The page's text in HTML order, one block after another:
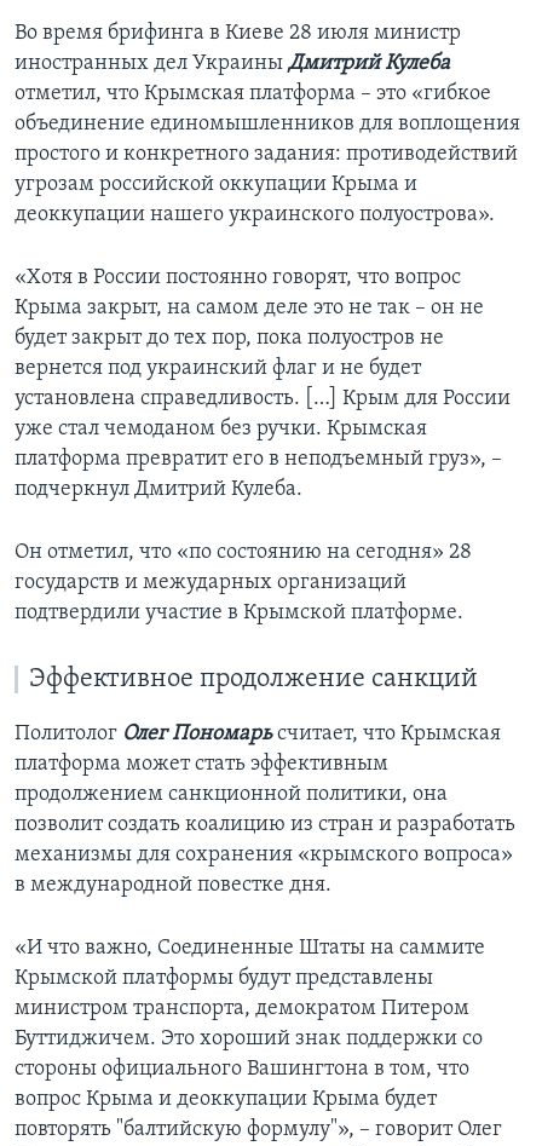
Во время брифинга в Киеве 28 июля министр
иностранных дел Украины Дмитрий Кулеба
отметил, что Крымская платформа – это «гибкое
объединение единомышленников для воплощения
простого и конкретного задания: противодействий
угрозам российской оккупации Крыма и
деоккупации нашего украинского полуострова».
«Хотя в России постоянно говорят, что вопрос
Крыма закрыт, на самом деле это не так – он не
будет закрыт до тех пор, пока полуостров не
вернется под украинский флаг и не будет
установлена справедливость. […] Крым для России
уже стал чемоданом без ручки. Крымская
платформа превратит его в неподъемный груз», –
подчеркнул Дмитрий Кулеба.
Он отметил, что «по состоянию на сегодня» 28
государств и межударных организаций
подтвердили участие в Крымской платформе.
Эффективное продолжение санкций
Политолог Олег Пономарьсчитает, что Крымская
платформа может стать эффективным
продолжением санкционной политики, она
позволит создать коалицию из стран и разработать
механизмы для сохранения «крымского вопроса»
в международной повестке дня.
«И что важно, Соединенные Штаты на саммите
Крымской платформы будут представлены
министром транспорта, демократом Питером
Буттиджичем. Это хороший знак поддержки со
стороны официального Вашингтона в том, что
вопрос Крыма и деоккупации Крыма будет
повторять "балтийскую формулу"», – говорит Олег